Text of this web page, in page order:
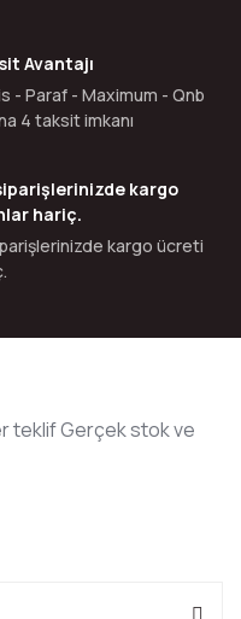
Avantajı
- Paraf - Maximum - Qnb
4 taksit imkanı
kargo
hariç.
kargo ücreti
teklif Gerçek stok ve